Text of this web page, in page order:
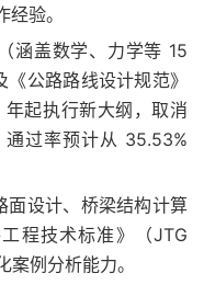
验。
涵盖数学、力学等 15
公路路线设计规范》
起执行新大纲，取消
过率预计从 35.53%
面设计、桥梁结构计算
程技术标准》（JTG
例分析能力。